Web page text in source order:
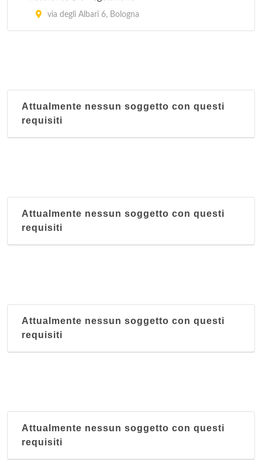
via degli Albari 6, Bologna
Attualmente nessun soggetto con questi
requisiti
Attualmente nessun soggetto con questi
requisiti
Attualmente nessun soggetto con questi
requisiti
Attualmente nessun soggetto con questi
requisiti